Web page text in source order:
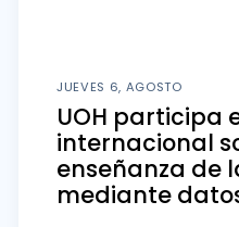
JUEVES 6, AGOSTO
UOH participa
internacional
enseñanza de
mediante